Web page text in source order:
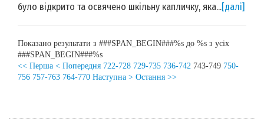
було відкрито та освячено шкільну капличку, яка...[далі]
Показано результати з ###SPAN_BEGIN###%s до %s з усіх
###SPAN_BEGIN###%s
<< Перша < Попередня 722-728 729-735 736-742 743-749 750-
756 757-763 764-770 Наступна > Остання >>